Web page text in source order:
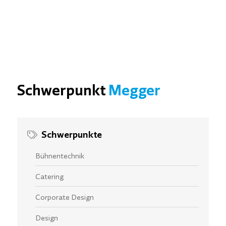
Schwerpunkt Megger
Schwerpunkte
Bühnentechnik
Catering
Corporate Design
Design